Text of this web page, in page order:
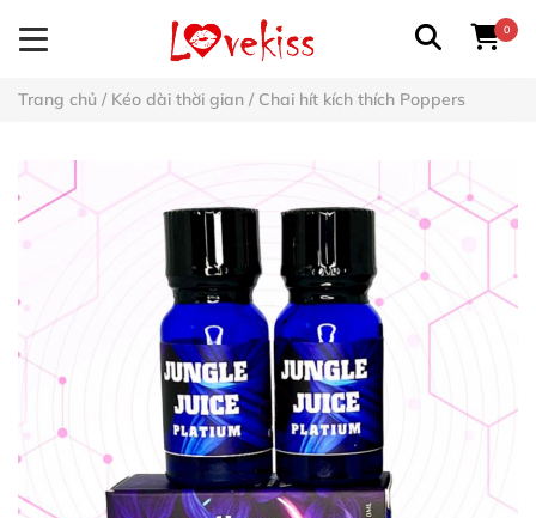
0
Trang chủ / Kéo dài thời gian / Chai hít kích thích Poppers